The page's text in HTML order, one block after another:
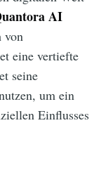
AI
von
eine vertiefte
seine
um ein
Einflusses